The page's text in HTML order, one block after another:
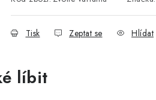
Tisk Zeptat se Hlídat
líbit